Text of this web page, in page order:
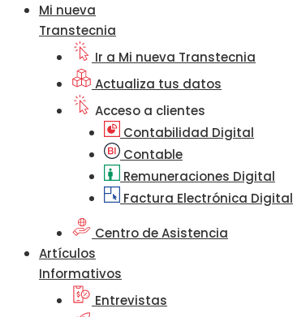
Mi nueva
Transtecnia
Ir a Mi nueva Transtecnia
Actualiza tus datos
Acceso a clientes
Contabilidad Digital
Contable
Remuneraciones Digital
Factura Electrónica Digital
Centro de Asistencia
Artículos
Informativos
Entrevistas